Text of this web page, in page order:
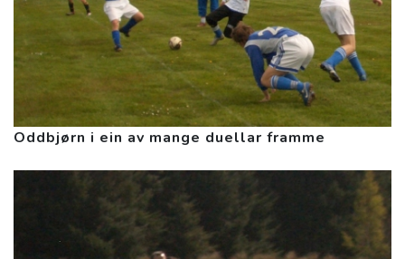
Oddbjørn i ein av mange duellar framme